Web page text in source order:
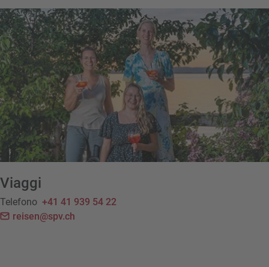
Viaggi
Telefono +41 41 939 54 22
reisen@spv.ch